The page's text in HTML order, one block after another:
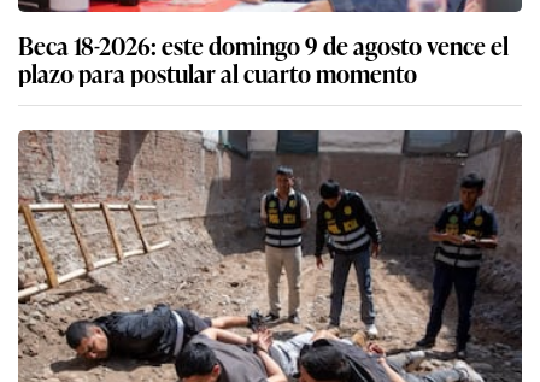
Beca 18-2026: este domingo 9 de agosto vence el
plazo para postular al cuarto momento